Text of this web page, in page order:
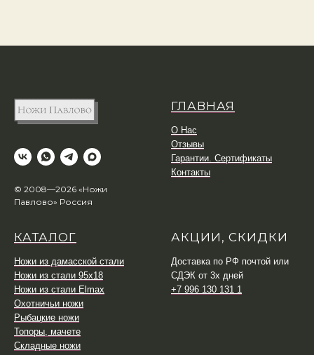
© 2008—2026 «Ножи
Павлово» Россия
ГЛАВНАЯ
О Нас
Отзывы
Гарантии. Сертификаты
Контакты
КАТАЛОГ
Ножи из дамасской стали
Ножи из стали 95х18
Ножи из стали Elmax
Охотничьи ножи
Рыбацкие ножи
Топоры, мачете
Складные ножи
АКЦИИ, СКИДКИ
Доставка по РФ почтой или
СДЭК от 3х дней
+7 996 130 131 1